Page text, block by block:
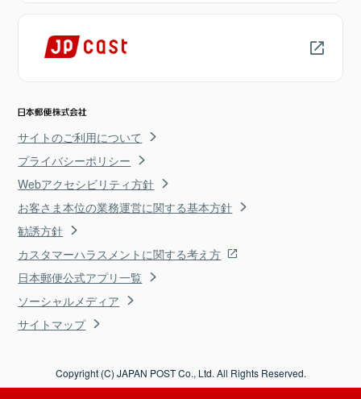
サイトのご利用について
プライバシーポリシー
Webアクセシビリティ方針
お客さま本位の業務運営に関する基本方針
勧誘方針
カスタマーハラスメントに関する考え方
日本郵便公式アプリ一覧
ソーシャルメディア
サイトマップ
Copyright (C) JAPAN POST Co., Ltd. All Rights Reserved.